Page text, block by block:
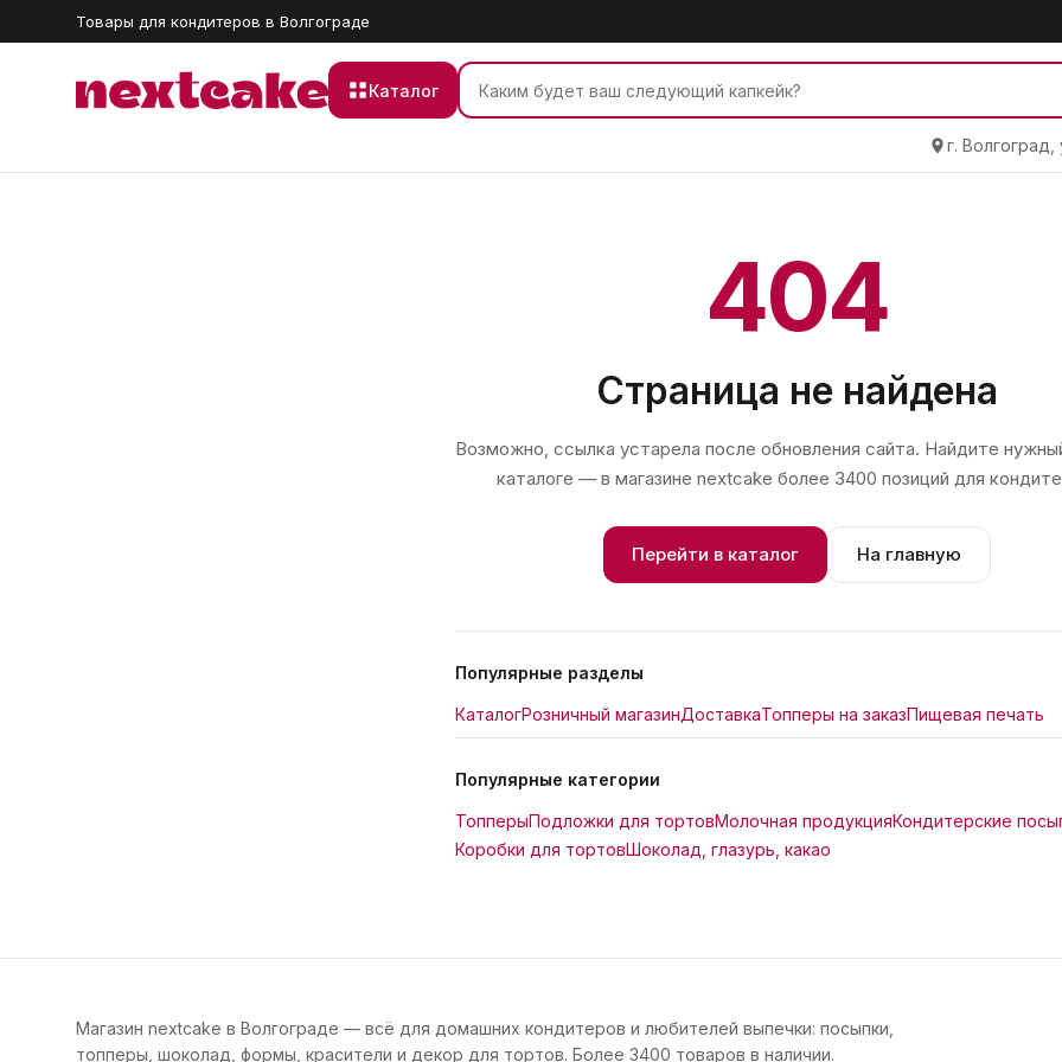
Товары для кондитеров в Волгограде
Каталог
г.
404
Страница не найдена
Возможно, ссылка устарела после обновления сайта. Найдите
каталоге — в магазине nextcake более 3400 позиций для
Перейти в каталог На главную
Популярные разделы
КаталогРозничный магазинДоставкаТопперы на заказПищевая печать
Популярные категории
ТопперыПодложки для тортовМолочная продукцияКондитерские
Коробки для тортовШоколад, глазурь, какао
Магазин nextcake в Волгограде — всё для домашних кондитеров и любителей выпечки: посыпки,
топперы, шоколад, формы, красители и декор для тортов. Более 3400 товаров в наличии.